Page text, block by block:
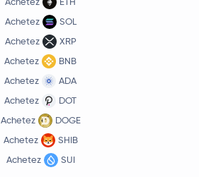
Achetez
SOL
Achetez
XRP
Achetez
BNB
Achetez
ADA
Achetez
DOT
Achetez
DOGE
Achetez
SHIB
Achetez
SUI